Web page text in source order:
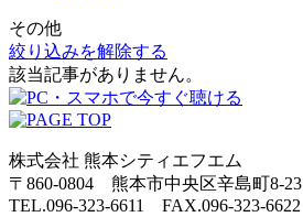
その他
絞り込みを解除する
該当記事がありません。
株式会社 熊本シティエフエム
〒860-0804 熊本市中央区辛島町8-23
TEL.096-323-6611 FAX.096-323-6622